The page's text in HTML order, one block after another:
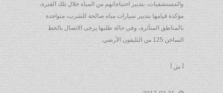
والمستشفيات، بتدبير احتياجاتهم من المياه خلال تلك الفترة،
مؤكدة قيامها بتدبير سيارات مياه صالحة للشرب، متواجدة
بالمناطق المتأثرة، وفي حالة طلبها يرجى الاتصال بالخط
الساخن 125 من التليفون الأرضي.
أ ش أ